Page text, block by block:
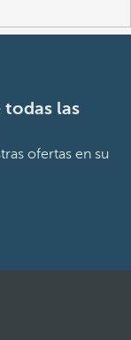
todas las
ofertas en su